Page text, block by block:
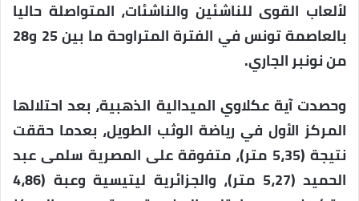
لألعاب القوى للناشئين والناشئات، المتواصلة حاليا
بالعاصمة تونس في الفترة المتراوحة ما بين 25 و28
من نونبر الجاري.
وحصدت آية عكلاوي الميدالية الذهبية، بعد احتلالها
المركز الأول في رياضة الوثب الطويل، بعدما حققت
نتيجة (5،35 متر)، متفوقة على المصرية سلمى عبد
الحميد (5،27 متر)، والجزائرية ليتيسية وعبة (4،86